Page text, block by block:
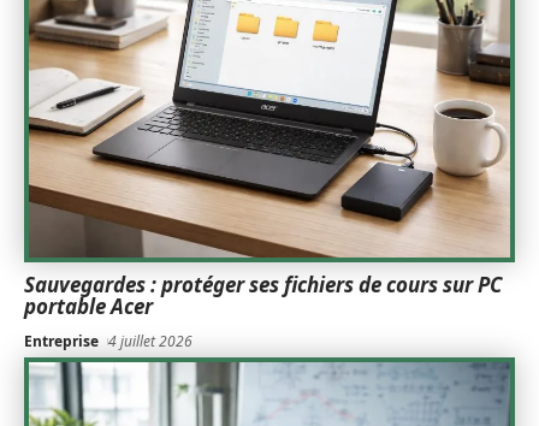
Sauvegardes : protéger ses fichiers de cours sur PC
portable Acer
Entreprise 4 juillet 2026